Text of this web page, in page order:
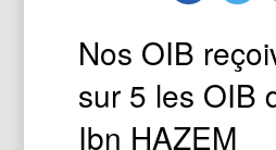
Nos OIB
sur 5 les OIB
Ibn HAZEM